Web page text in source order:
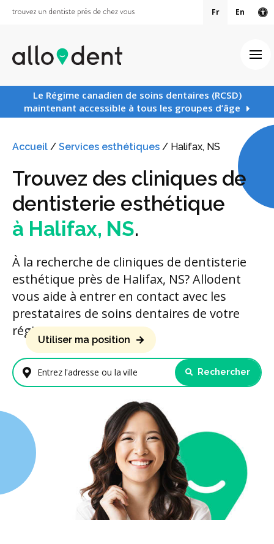
Fr En
Le Régime canadien de soins dentaires (RCSD)
maintenant accessible à tous les groupes d’âge
Accueil / Services esthétiques / Halifax, NS
Trouvez des cliniques de
dentisterie esthétique
à Halifax, NS.
À la recherche de cliniques de dentisterie
esthétique près de Halifax, NS? Allodent
vous aide à entrer en contact avec les
prestataires de soins dentaires de votre
région.
Entrez l'adresse ou la ville
Utiliser ma position
Rechercher